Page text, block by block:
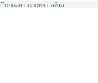
Полная версия сайта